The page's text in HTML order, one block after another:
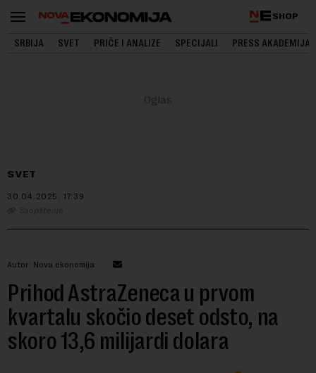
SHOP
SRBIJA SVET PRIČE I ANALIZE SPECIJALI PRESS AKADEMIJA
SVET
30.04.2025. 17:39
Saopštenje
Autor: Nova ekonomija
Prihod AstraZeneca u prvom
kvartalu skočio deset odsto, na
skoro 13,6 milijardi dolara